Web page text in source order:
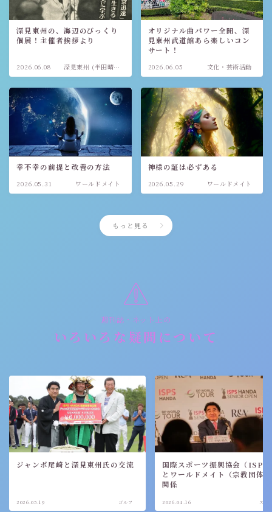
深見東州の、海辺のびっくり
個展！主催者挨拶より
2026.06.08
深見東州 (半田晴
久)
オリジナル曲パワー全開、深
見東州武道館あら楽しいコン
サート！
2026.06.05 文化・芸術活動
幸不幸の前提と改善の方法
2026.05.31 ワールドメイト
神様の証は必ずある
2026.05.29 ワールドメイト
もっと見る
週刊誌・ネット上の
いろいろな疑問について
ジャンボ尾崎と深見東州氏の交流
2026.05.19 ゴルフ
国際スポーツ振興協会（ISPS
とワールドメイト（宗教団体
関係
2026.04.16 スポ